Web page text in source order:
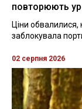
повторюють
Ціни обвалилися,
заблокувала
02 серпня 2026